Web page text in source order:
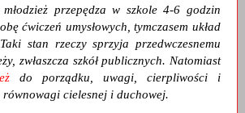
przepędza w szkole 4-6 godzin
ćwiczeń umysłowych, tymczasem układ
stan rzeczy sprzyja przedwczesnemu
zwłaszcza szkół publicznych. Natomiast
do porządku, uwagi, cierpliwości i
cielesnej i duchowej.